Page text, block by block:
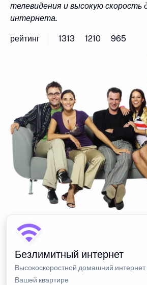
телевидения и высокую скорость
интернета.
рейтинг 1313 1210 965
Безлимитный интернет
Высокоскоростной домашний интернет
Вашей квартире